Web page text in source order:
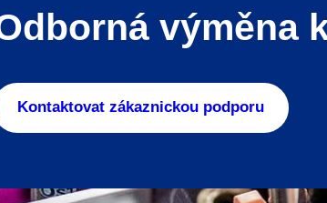
výměna
Kontaktovat zákaznickou podporu